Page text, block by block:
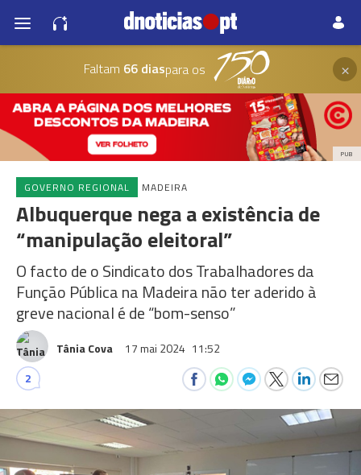
Faltam 66 diaspara os ×
PUB
GOVERNO REGIONAL MADEIRA
Albuquerque nega a existência de
“manipulação eleitoral”
O facto de o Sindicato dos Trabalhadores da
Função Pública na Madeira não ter aderido à
greve nacional é de “bom-senso”
Tânia Cova 17 mai 2024 11:52
2